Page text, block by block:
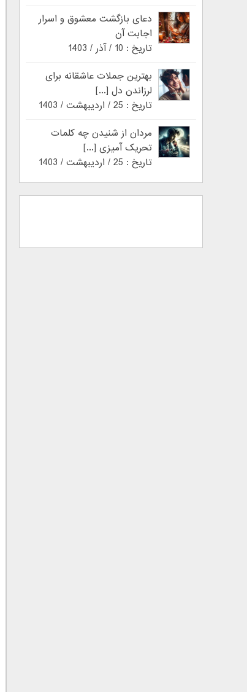
دعای بازگشت معشوق و اسرار
اجابت آن
تاریخ : 10 / آذر / 1403
بهترین جملات عاشقانه برای
لرزاندن دل [...]
تاریخ : 25 / اردیبهشت / 1403
مردان از شنیدن چه کلمات
تحریک آمیزی [...]
تاریخ : 25 / اردیبهشت / 1403